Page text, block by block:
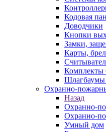
Кодовая
Доводчики
Кнопки
Замки,
Карты,
Шлагбаумы
Охранно-
Назад
Охранно-
Охранно-
Умный дом